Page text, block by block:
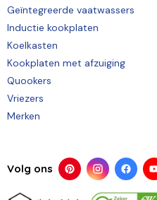
Geïntegreerde vaatwassers
Inductie kookplaten
Koelkasten
Kookplaten met afzuiging
Quookers
Vriezers
Merken
Volg ons